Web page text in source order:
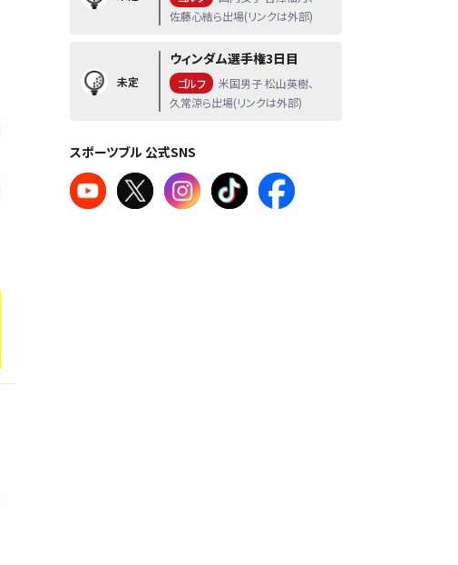
佐藤心結ら出場(リンクは外部)
未定
ウィンダム選手権3日目
ゴルフ
米国男子 松山英樹、
久常涼ら出場(リンクは外部)
スポーツブル 公式SNS